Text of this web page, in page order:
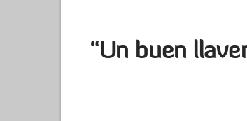
“Un buen